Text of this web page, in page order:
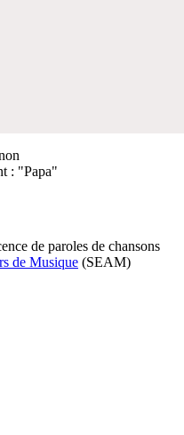
: "Papa"
de paroles de chansons
de Musique (SEAM)